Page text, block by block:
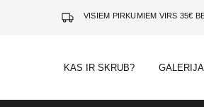
VISIEM PIRKUMIEM VIRS 35€
KAS IR SKRUB? GALERIJA